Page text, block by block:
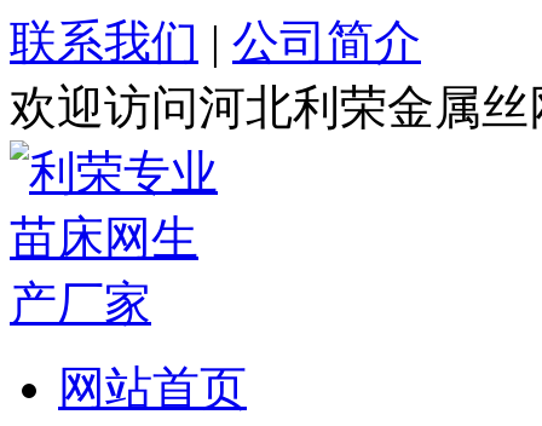
联系我们 | 公司简介
欢迎访问河北利荣金属
网站首页